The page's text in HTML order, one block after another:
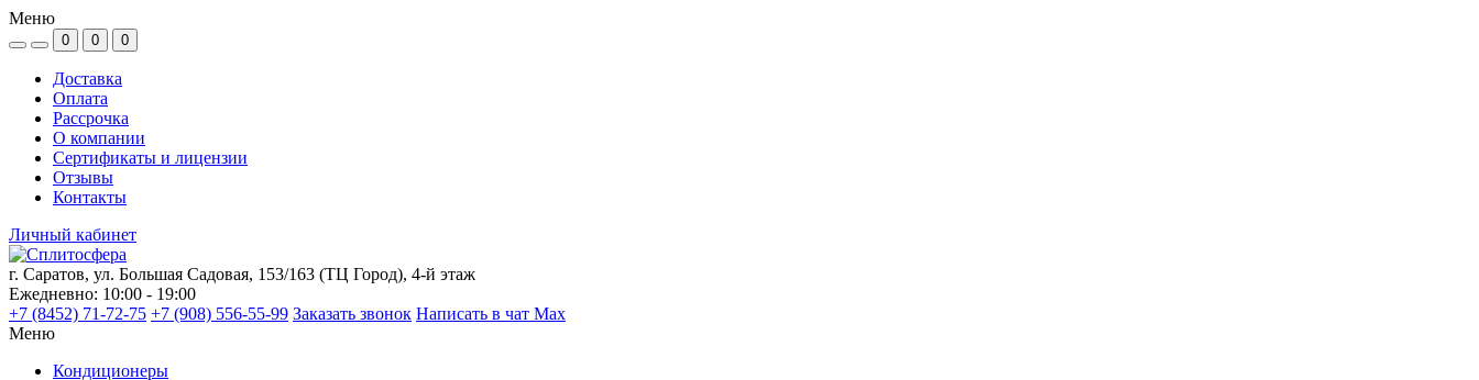
Меню
0 0 0
Доставка
Оплата
Рассрочка
О компании
Сертификаты и лицензии
Отзывы
Контакты
Личный кабинет
г. Саратов, ул. Большая Садовая, 153/163 (ТЦ Город), 4-й этаж
Ежедневно: 10:00 - 19:00
+7 (8452) 71-72-75 +7 (908) 556-55-99 Заказать звонок Написать в чат Max
Меню
Кондиционеры